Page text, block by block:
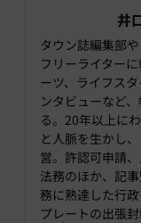
井
タウン誌編集部
フリーライター
ーツ、ライフス
ンタビューなど
る。20年以上に
と人脈を生かし
営。許認可申請
法務のほか、記
務に熟達した行
プレートの出張